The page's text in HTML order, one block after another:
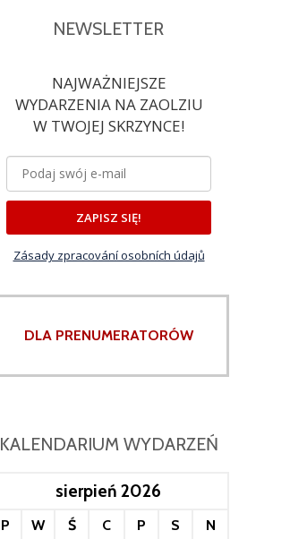
NEWSLETTER
NAJWAŻNIEJSZE
WYDARZENIA NA ZAOLZIU
W TWOJEJ SKRZYNCE!
ZAPISZ SIĘ!
Zásady zpracování osobních údajů
DLA PRENUMERATORÓW
KALENDARIUM WYDARZEŃ
sierpień 2026
P W Ś C P S
N